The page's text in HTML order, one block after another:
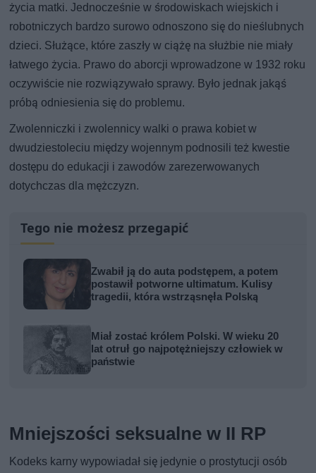
życia matki. Jednocześnie w środowiskach wiejskich i
robotniczych bardzo surowo odnoszono się do nieślubnych
dzieci. Służące, które zaszły w ciążę na służbie nie miały
łatwego życia. Prawo do aborcji wprowadzone w 1932 roku
oczywiście nie rozwiązywało sprawy. Było jednak jakąś
próbą odniesienia się do problemu.
Zwolenniczki i zwolennicy walki o prawa kobiet w
dwudziestoleciu między wojennym podnosili też kwestie
dostępu do edukacji i zawodów zarezerwowanych
dotychczas dla mężczyzn.
Tego nie możesz przegapić
Zwabił ją do auta podstępem, a potem
postawił potworne ultimatum. Kulisy
tragedii, która wstrząsnęła Polską
Miał zostać królem Polski. W wieku 20
lat otruł go najpotężniejszy człowiek w
państwie
Mniejszości seksualne w II RP
Kodeks karny wypowiadał się jedynie o prostytucji osób